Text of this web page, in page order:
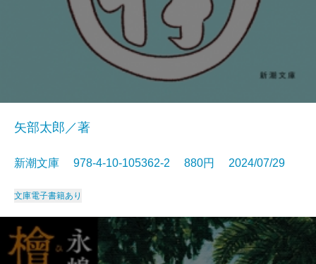
矢部太郎／著
新潮文庫 978-4-10-105362-2 880円 2024/07/29
文庫電子書籍あり